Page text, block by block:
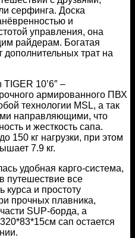
серфинга. Доска
и
управления, она
райдерам. Богатая
дополнительных трат на
10’6″ –
армированного ПВХ
технологии MSL, а так
направляющими, что
и жесткость сапа.
150 кг нагрузки, при этом
7.9 кг.
удобная карго-система,
путешествие все
и простоту
прочных плавника,
SUP-борда, а
сап остается